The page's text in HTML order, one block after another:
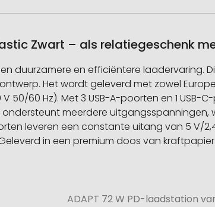
Zwart – als relatiegeschenk
duurzamere en efficiëntere
Het wordt geleverd met zowel
50/60 Hz). Met 3 USB-A-poorten en 1
meerdere uitgangsspanningen,
leveren een constante uitang van 5 V/2,4
in een premium doos van kraftpapier
ADAPT 72 W PD-laadstation